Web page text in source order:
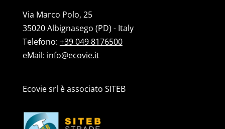
Via Marco Polo, 25
35020 Albignasego (PD) - Italy
Telefono: +39 049 8176500
eMail: info@ecovie.it
Ecovie srl è associato SITEB